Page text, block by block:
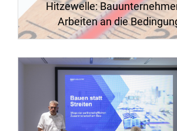
Hitzewelle:
Arbeiten an die